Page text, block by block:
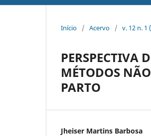
Início / Acervo / v. 12 n. 1
PERSPECTIVA
MÉTODOS
PARTO
Jheiser Martins Barbosa